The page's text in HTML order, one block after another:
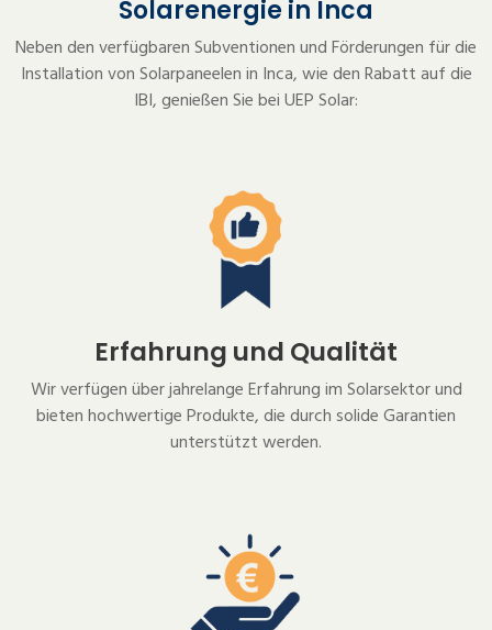
Solarenergie in Inca
Neben den verfügbaren Subventionen und Förderungen für die
Installation von Solarpaneelen in Inca, wie den Rabatt auf die
IBI, genießen Sie bei UEP Solar:
Erfahrung und Qualität
Wir verfügen über jahrelange Erfahrung im Solarsektor und
bieten hochwertige Produkte, die durch solide Garantien
unterstützt werden.